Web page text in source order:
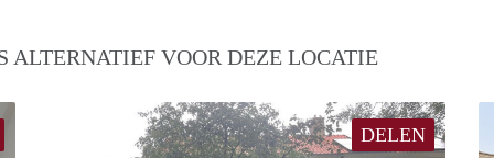
ALTERNATIEF VOOR DEZE LOCATIE
DELEN